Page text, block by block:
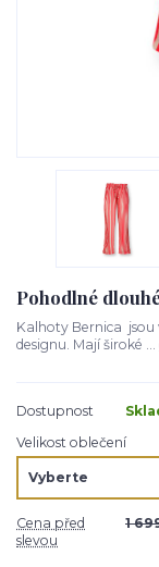
Pohodlné
Kalhoty Bernica jsou
designu. Mají široké ...
Dostupnost
Velikost oblečení
Cena před
slevou
1